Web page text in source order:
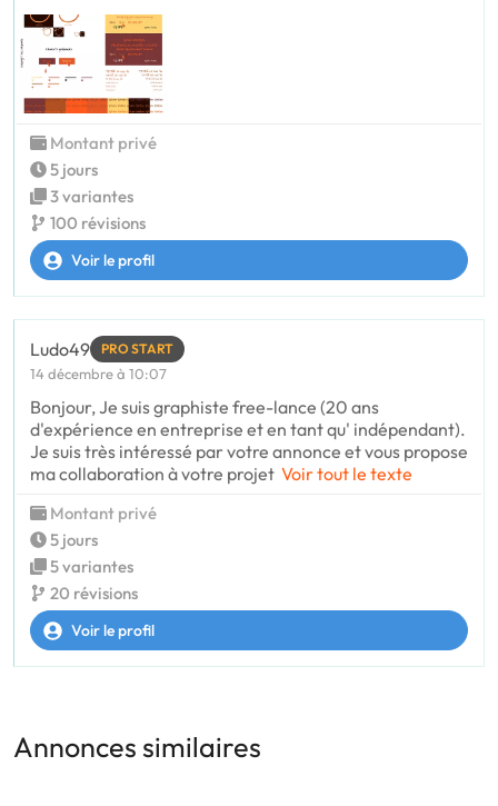
Montant privé
5 jours
3 variantes
100 révisions
Voir le profil
Ludo49 PRO START
14 décembre à 10:07
Bonjour, Je suis graphiste free-lance (20 ans
d'expérience en entreprise et en tant qu' indépendant).
Je suis très intéressé par votre annonce et vous propose
ma collaboration à votre projet Voir tout le texte
Montant privé
5 jours
5 variantes
20 révisions
Voir le profil
Annonces similaires